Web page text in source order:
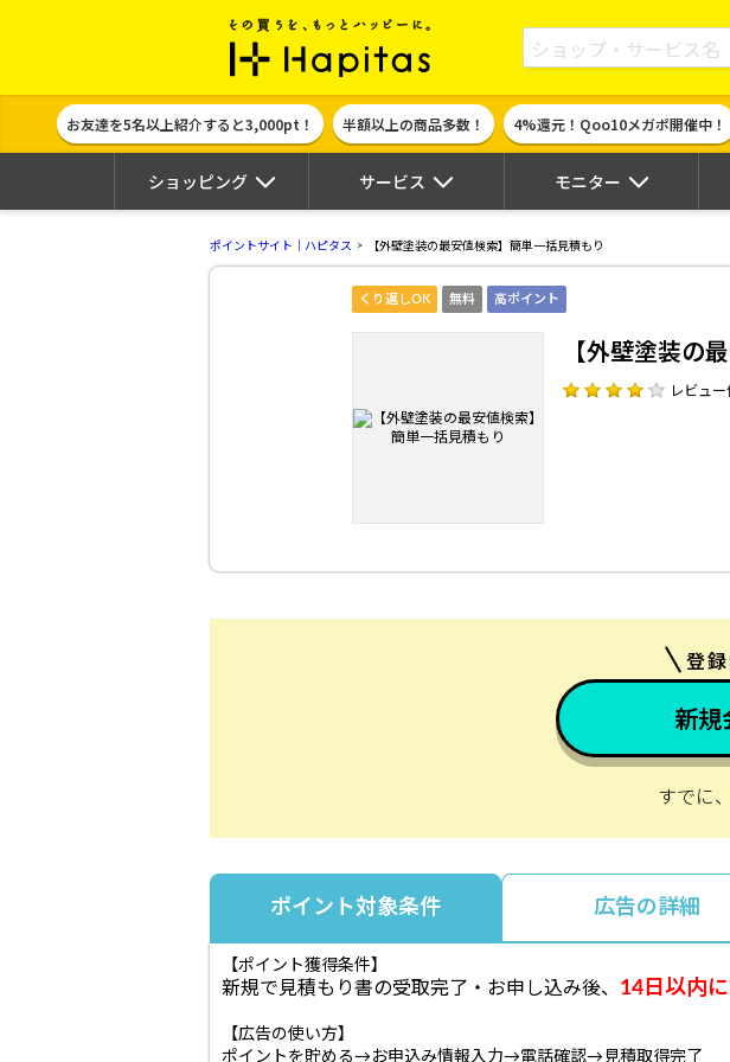
ポイント貯めて現金やギフト券に交換できる
お友達を5名以上紹介すると3,000pt！ 半額以上の商品多数！ 4%還元！Qoo10メガポ開催中！
ショッピング サービス モニター
ポイントサイト｜ハピタス 【外壁塗装の最安値検索】簡単一括見積もり
くり返しOK 無料 高ポイント
【外壁塗装の
レビュ
登
新規
すでに
ポイント対象条件 広告の詳細
【ポイント獲得条件】
新規で見積もり書の受取完了 ・お申し込み後、 14日以内
【広告の使い方】
ポイントを貯める→お申込み情報入力→電話確認→見積取得完了